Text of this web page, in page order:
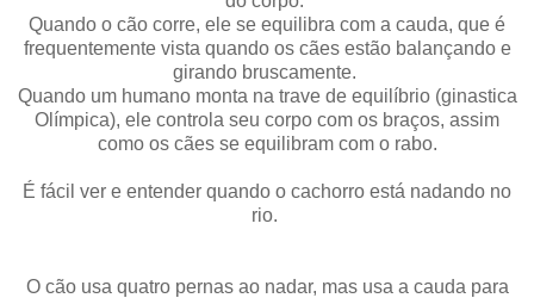
Quando o cão corre, ele se equilibra com a cauda, ​​que é
frequentemente vista quando os cães estão balançando e
girando bruscamente.
Quando um humano monta na trave de equilíbrio (ginastica
Olímpica), ele controla seu corpo com os braços, assim
como os cães se equilibram com o rabo.
É fácil ver e entender quando o cachorro está nadando no
rio.
O cão usa quatro pernas ao nadar, mas usa a cauda para